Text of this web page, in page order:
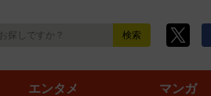
エンタメ マンガ